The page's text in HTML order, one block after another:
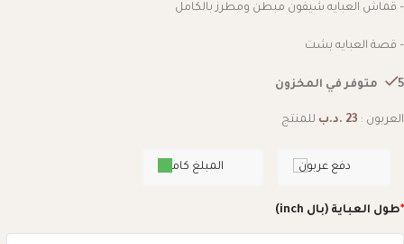
– قماش العبايه شيفون مبطن ومطرز بالكامل
– قصة العبايه بشت
5 متوفر في المخزون
العربون : 23 .د.ب للمنتج
المبلغ كامل دفع عربون
*طول العباية (بال inch)